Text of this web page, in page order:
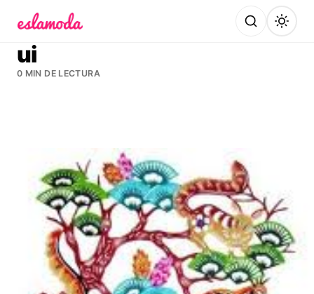
ui
0 MIN DE LECTURA